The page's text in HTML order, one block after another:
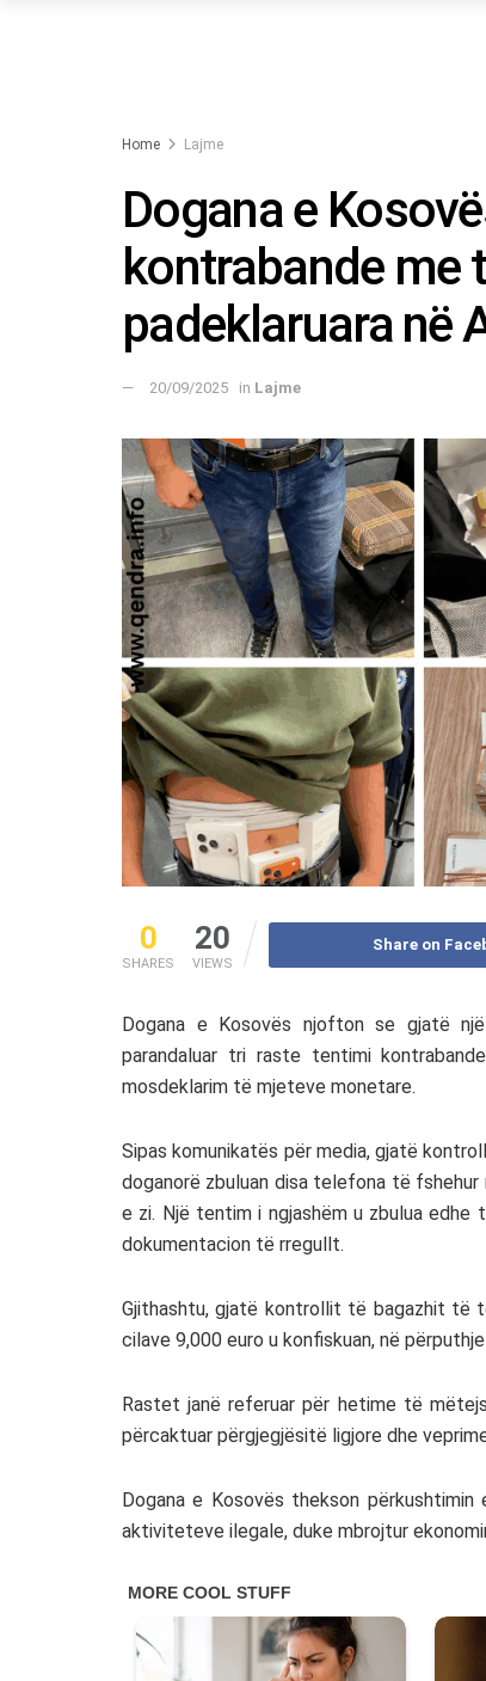
Home Lajme
Dogana e
kontrabande me
padeklaruara në
20/09/2025 in Lajme
0
SHARES
20
VIEWS
Share on
Dogana e Kosovës njofton se gjatë
parandaluar tri raste tentimi
mosdeklarim të mjeteve monetare.
Sipas komunikatës për media, gjatë
doganorë zbuluan disa telefona të
e zi. Një tentim i ngjashëm u zbulua
dokumentacion të rregullt.
Gjithashtu, gjatë kontrollit të bagazhit të
cilave 9,000 euro u konfiskuan, në
Rastet janë referuar për hetime të
përcaktuar përgjegjësitë ligjore dhe
Dogana e Kosovës thekson
aktiviteteve ilegale, duke mbrojtur